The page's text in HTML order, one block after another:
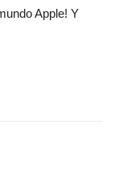
Apple! Y